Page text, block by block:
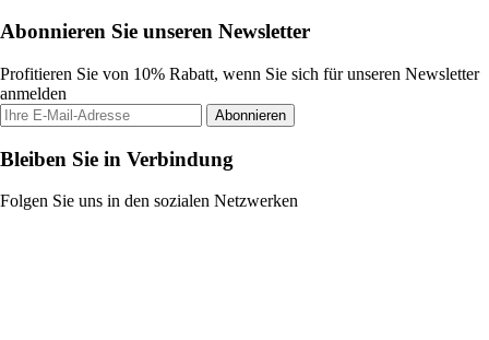
Abonnieren Sie unseren Newsletter
Profitieren Sie von 10% Rabatt, wenn Sie sich für unseren Newsletter
anmelden
Abonnieren
Bleiben Sie in Verbindung
Folgen Sie uns in den sozialen Netzwerken